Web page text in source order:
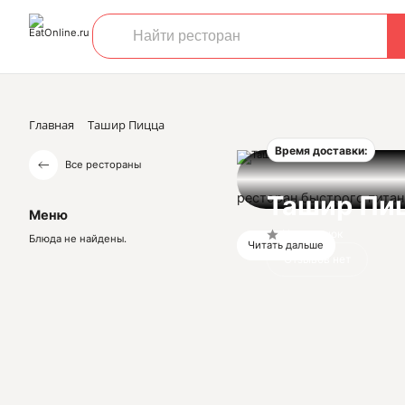
Главная Ташир Пицца
Все рестораны
Меню
Блюда не найдены.
Время доставки:
Ташир
ресторан быстрого
Читать дальше